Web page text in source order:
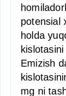
potensial
holda
Emizish
mg ni